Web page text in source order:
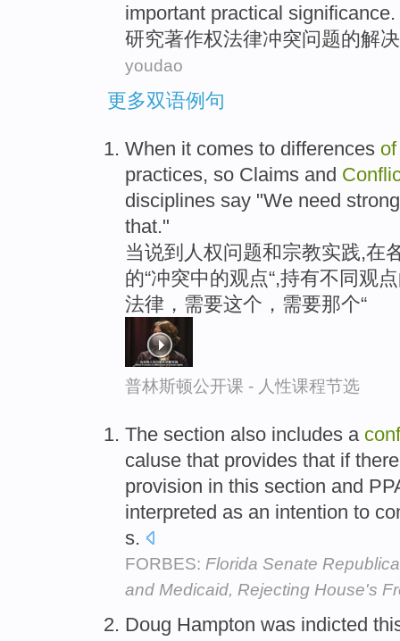
important practical significance.
研究著作权法律冲突问题的解决
youdao
更多双语例句
When it comes to differences of
practices, so Claims and
disciplines say "We need
that."
当说到人权问题和宗教实践,在
的“冲突中的观点“,持有不同观
法律，需要这个，需要那个“
普林斯顿公开课 - 人性课程节选
The section also includes a
caluse that provides that if
provision in this section and
interpreted as an intention to
s.
FORBES: Florida Senate
and Medicaid, Rejecting House's
Doug Hampton was indicted